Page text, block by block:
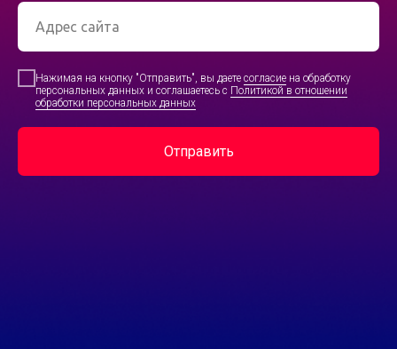
Нажимая на кнопку "Отправить", вы даете согласие на обработку
персональных данных и соглашаетесь с Политикой в отношении
обработки персональных данных
Отправить